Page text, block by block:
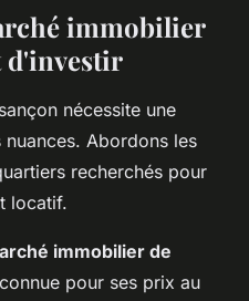
immobilier
d'investir
nécessite une
Abordons les
recherchés pour
locatif.
immobilier de
pour ses prix au